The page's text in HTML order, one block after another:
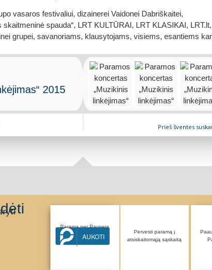
vasaros festivaliui, dizainerei Vaidonei Dabriškaitei,
skaitmeninė spauda“, LRT KULTŪRAI, LRT KLASIKAI, LRT.lt,
grupei, savanoriams, klausytojams, visiems, esantiems
2015
Prieš šventes
Parama per Paysera
sistemą
AUKOTI
Pervesti paramą į
atsiskaitomąją sąskaitą